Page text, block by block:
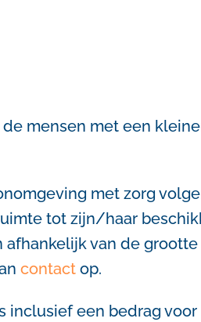
mensen met een
met zorg
tot zijn/haar
afhankelijk van de grootte
contact op.
inclusief een bedrag voor